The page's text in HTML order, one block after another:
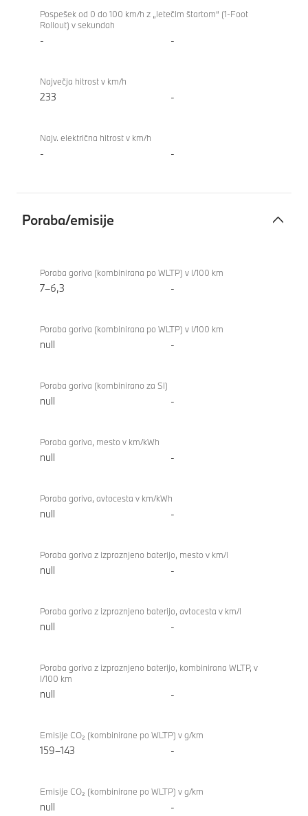
Pospešek od 0 do 100 km/h z „letečim štartom“ (1-Foot
Rollout) v sekundah
- -
Največja hitrost v km/h
233 -
Najv. električna hitrost v km/h
- -
Poraba/emisije
xDrive23i
Poraba goriva (kombinirana po WLTP) v l/100 km
7–6,3 -
Poraba goriva (kombinirana po WLTP) v l/100 km
null -
Poraba goriva (kombinirano za SI)
null -
Poraba goriva, mesto v km/kWh
null -
Poraba goriva, avtocesta v km/kWh
null -
Poraba goriva z izpraznjeno baterijo, mesto v km/l
null -
Poraba goriva z izpraznjeno baterijo, avtocesta v km/l
null -
Poraba goriva z izpraznjeno baterijo, kombinirana WLTP, v
l/100 km
null -
Emisije CO₂ (kombinirane po WLTP) v g/km
159–143 -
Emisije CO₂ (kombinirane po WLTP) v g/km
null -